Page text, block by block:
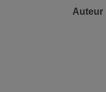
Auteur